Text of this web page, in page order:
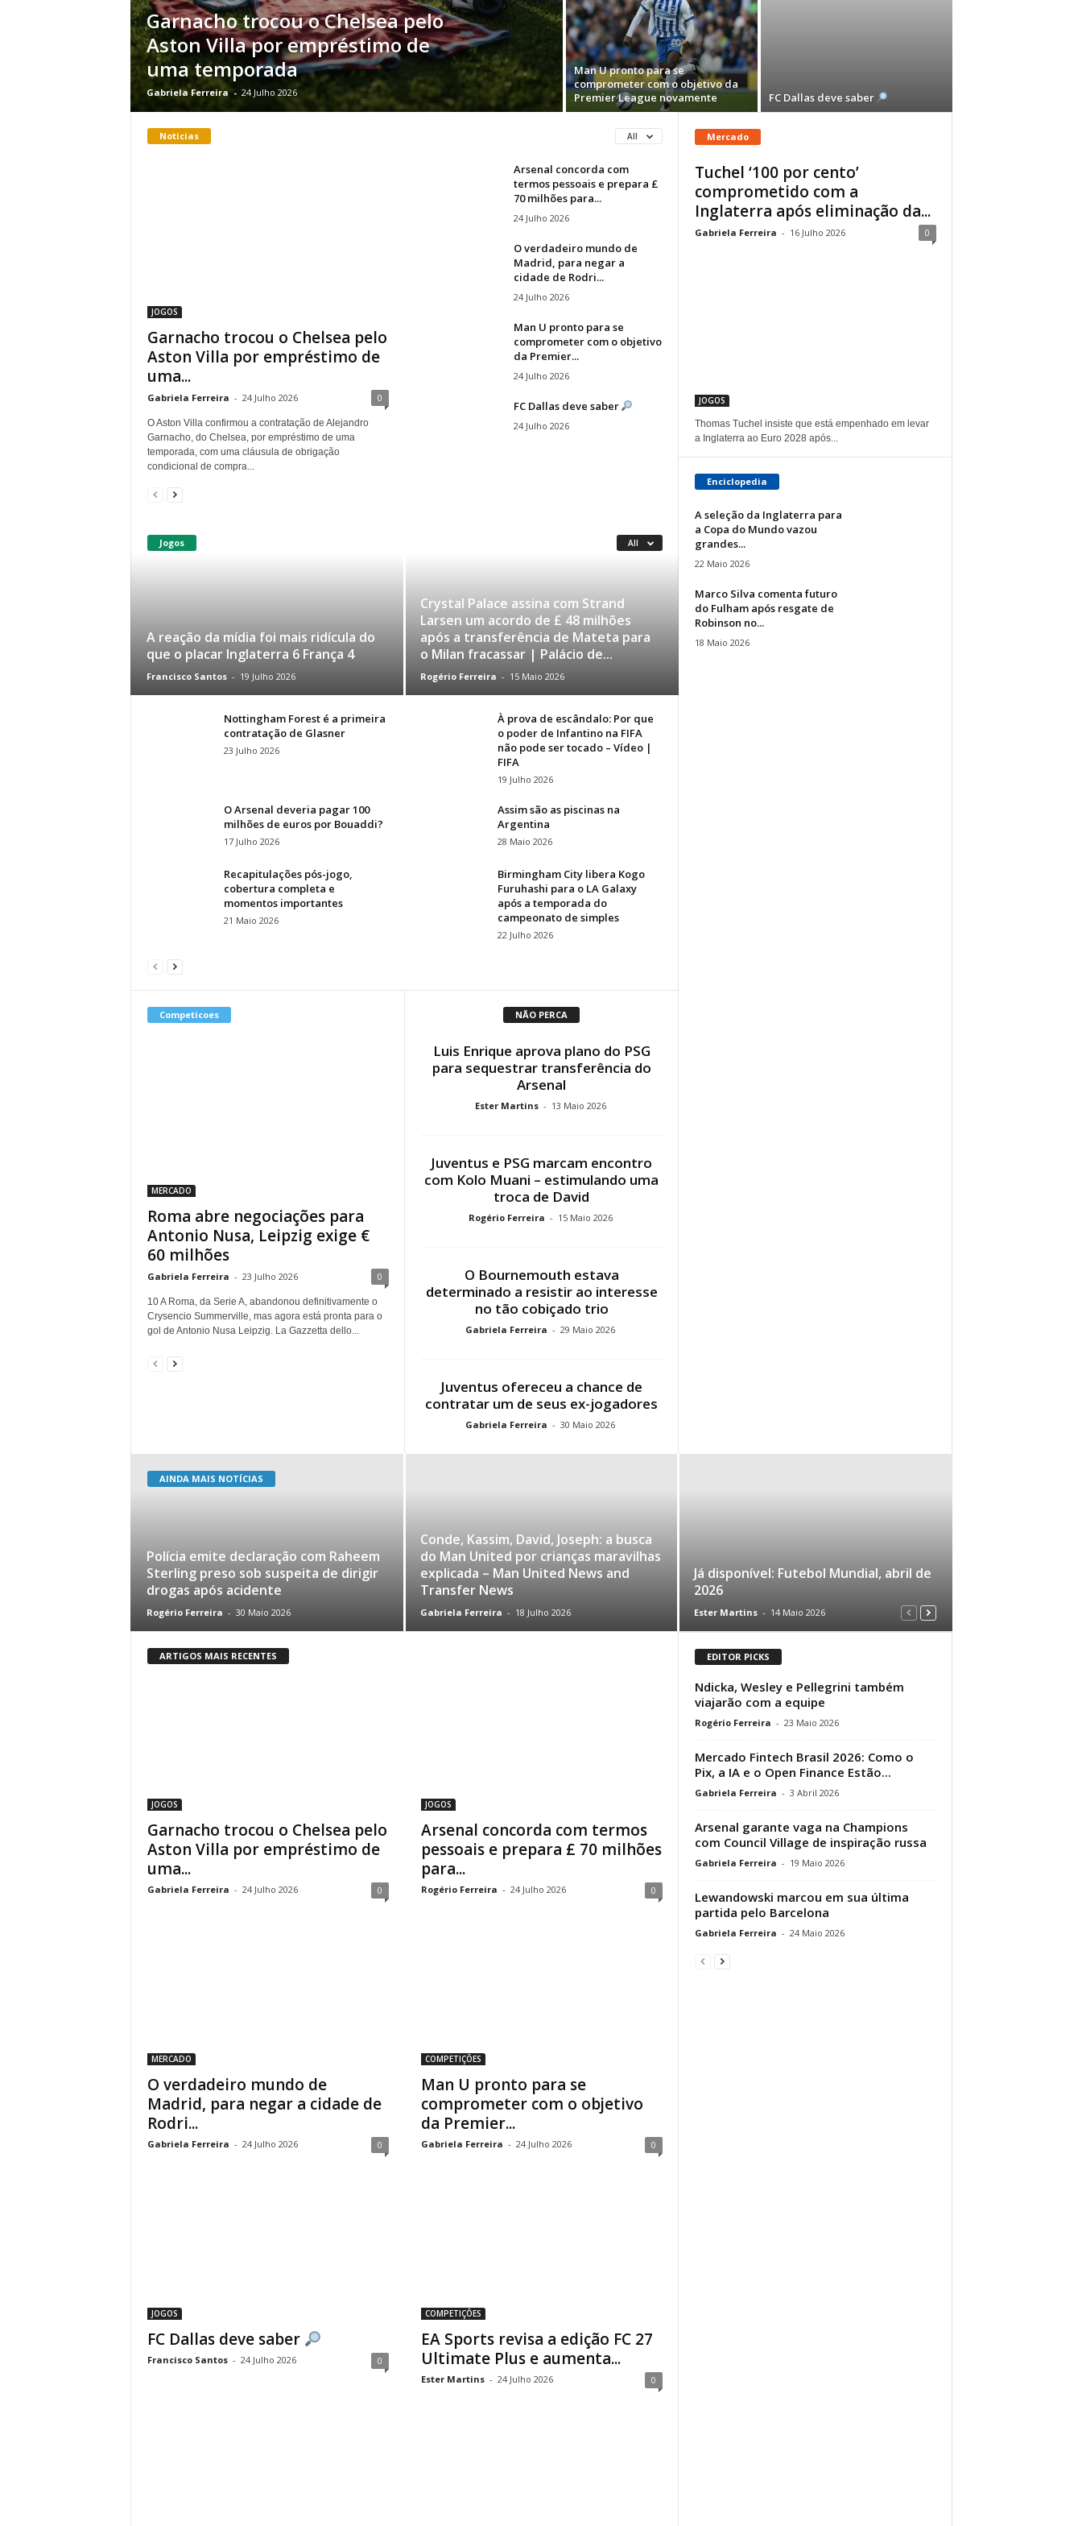
Garnacho trocou o Chelsea pelo
Aston Villa por empréstimo de
uma temporada
Gabriela Ferreira - 24 Julho 2026
Man U pronto para se
comprometer com o objetivo da
Premier League novamente
FC Dallas deve saber
Noticias All
JOGOS
Garnacho trocou o Chelsea pelo
Aston Villa por empréstimo de
uma...
Gabriela Ferreira - 24 Julho 2026 0
O Aston Villa confirmou a contratação de Alejandro
Garnacho, do Chelsea, por empréstimo de uma
temporada, com uma cláusula de obrigação
condicional de compra...
Arsenal concorda com
termos pessoais e prepara £
70 milhões para...
24 Julho 2026
O verdadeiro mundo de
Madrid, para negar a
cidade de Rodri...
24 Julho 2026
Man U pronto para se
comprometer com o objetivo
da Premier...
24 Julho 2026
FC Dallas deve saber
24 Julho 2026
Jogos All
A reação da mídia foi mais ridícula do
que o placar Inglaterra 6 França 4
Francisco Santos - 19 Julho 2026
Crystal Palace assina com Strand
Larsen um acordo de £ 48 milhões
após a transferência de Mateta para
o Milan fracassar | Palácio de...
Rogério Ferreira - 15 Maio 2026
Nottingham Forest é a primeira
contratação de Glasner
23 Julho 2026
À prova de escândalo: Por que
o poder de Infantino na FIFA
não pode ser tocado – Vídeo |
FIFA
19 Julho 2026
O Arsenal deveria pagar 100
milhões de euros por Bouaddi?
17 Julho 2026
Assim são as piscinas na
Argentina
28 Maio 2026
Recapitulações pós-jogo,
cobertura completa e
momentos importantes
21 Maio 2026
Birmingham City libera Kogo
Furuhashi para o LA Galaxy
após a temporada do
campeonato de simples
22 Julho 2026
Competicoes
MERCADO
Roma abre negociações para
Antonio Nusa, Leipzig exige €
60 milhões
Gabriela Ferreira - 23 Julho 2026 0
10 A Roma, da Serie A, abandonou definitivamente o
Crysencio Summerville, mas agora está pronta para o
gol de Antonio Nusa Leipzig. La Gazzetta dello...
NÃO PERCA
Luis Enrique aprova plano do PSG
para sequestrar transferência do
Arsenal
Ester Martins - 13 Maio 2026
Juventus e PSG marcam encontro
com Kolo Muani – estimulando uma
troca de David
Rogério Ferreira - 15 Maio 2026
O Bournemouth estava
determinado a resistir ao interesse
no tão cobiçado trio
Gabriela Ferreira - 29 Maio 2026
Juventus ofereceu a chance de
contratar um de seus ex-jogadores
Gabriela Ferreira - 30 Maio 2026
Mercado
Tuchel ‘100 por cento’
comprometido com a
Inglaterra após eliminação da...
Gabriela Ferreira - 16 Julho 2026 0
JOGOS
Thomas Tuchel insiste que está empenhado em levar
a Inglaterra ao Euro 2028 após...
Enciclopedia
A seleção da Inglaterra para
a Copa do Mundo vazou
grandes...
22 Maio 2026
Marco Silva comenta futuro
do Fulham após resgate de
Robinson no...
18 Maio 2026
AINDA MAIS NOTÍCIAS
Polícia emite declaração com Raheem
Sterling preso sob suspeita de dirigir
drogas após acidente
Rogério Ferreira - 30 Maio 2026
Conde, Kassim, David, Joseph: a busca
do Man United por crianças maravilhas
explicada – Man United News and
Transfer News
Gabriela Ferreira - 18 Julho 2026
Já disponível: Futebol Mundial, abril de
2026
Ester Martins - 14 Maio 2026
ARTIGOS MAIS RECENTES
JOGOS
Garnacho trocou o Chelsea pelo
Aston Villa por empréstimo de
uma...
Gabriela Ferreira - 24 Julho 2026 0
JOGOS
Arsenal concorda com termos
pessoais e prepara £ 70 milhões
para...
Rogério Ferreira - 24 Julho 2026 0
MERCADO
O verdadeiro mundo de
Madrid, para negar a cidade de
Rodri...
Gabriela Ferreira - 24 Julho 2026 0
COMPETIÇÕES
Man U pronto para se
comprometer com o objetivo
da Premier...
Gabriela Ferreira - 24 Julho 2026 0
JOGOS
FC Dallas deve saber
Francisco Santos - 24 Julho 2026 0
COMPETIÇÕES
EA Sports revisa a edição FC 27
Ultimate Plus e aumenta...
Ester Martins - 24 Julho 2026 0
EDITOR PICKS
Ndicka, Wesley e Pellegrini também
viajarão com a equipe
Rogério Ferreira - 23 Maio 2026
Mercado Fintech Brasil 2026: Como o
Pix, a IA e o Open Finance Estão...
Gabriela Ferreira - 3 Abril 2026
Arsenal garante vaga na Champions
com Council Village de inspiração russa
Gabriela Ferreira - 19 Maio 2026
Lewandowski marcou em sua última
partida pelo Barcelona
Gabriela Ferreira - 24 Maio 2026